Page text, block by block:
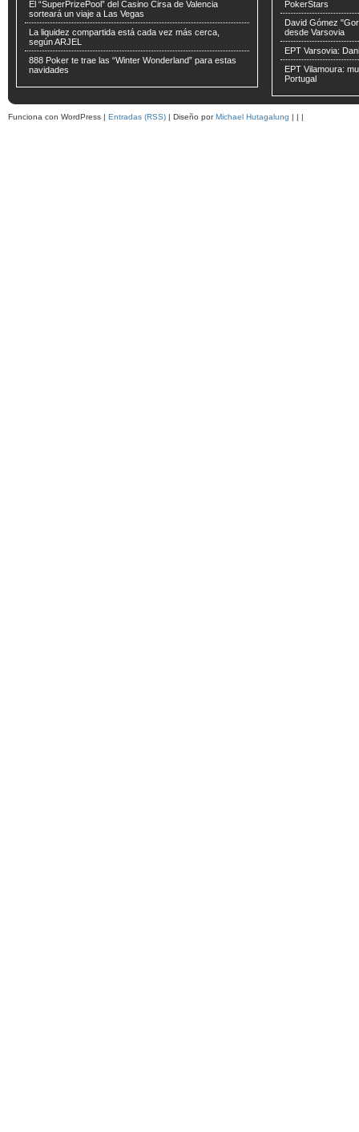
El “SuperPrizePool” del Casino Cirsa de Valencia
sorteará un viaje a Las Vegas
La liquidez compartida está cada vez más cerca,
según ARJEL
888 Poker te trae las “Winter Wonderland” para estas
navidades
PokerStars
David Gómez
desde Varsovia
EPT Varsovia:
EPT Vilamoura:
Portugal
Funciona con WordPress | Entradas (RSS) | Diseño porMichael Hutagalung | | |